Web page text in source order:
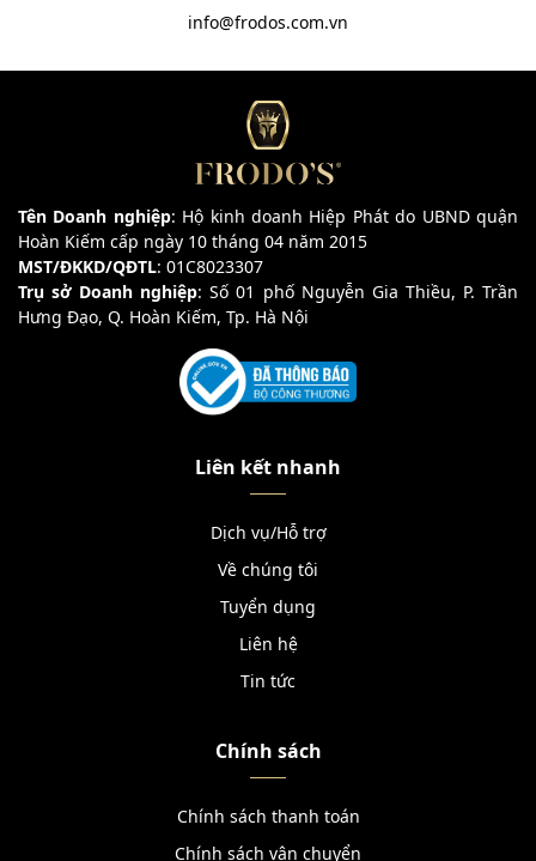
info@frodos.com.vn
Tên Doanh nghiệp: Hộ kinh doanh Hiệp Phát do UBND quận
Hoàn Kiếm cấp ngày 10 tháng 04 năm 2015
MST/ĐKKD/QĐTL: 01C8023307
Trụ sở Doanh nghiệp: Số 01 phố Nguyễn Gia Thiều, P. Trần
Hưng Đạo, Q. Hoàn Kiếm, Tp. Hà Nội
Liên kết nhanh
Dịch vụ/Hỗ trợ
Về chúng tôi
Tuyển dụng
Liên hệ
Tin tức
Chính sách
Chính sách thanh toán
Chính sách vận chuyển